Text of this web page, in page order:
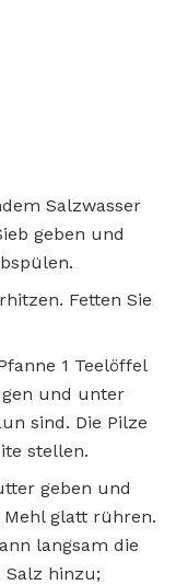
Salzwasser
geben und
Fetten Sie
1 Teelöffel
und unter
sind. Die Pilze
stellen.
geben und
glatt rühren.
langsam die
Salz hinzu;